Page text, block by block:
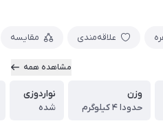
علاقه‌مندی مقایسه
مشاهده همه
وزن
حدودا ۴ کیلوگرم
نواردوزی
شده